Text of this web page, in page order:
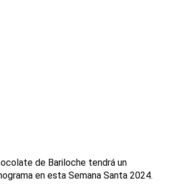
de Bariloche tendrá un
en esta Semana Santa 2024.